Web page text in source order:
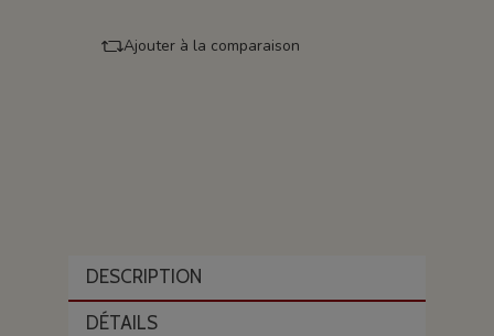
Ajouter à la comparaison
DESCRIPTION
DÉTAILS